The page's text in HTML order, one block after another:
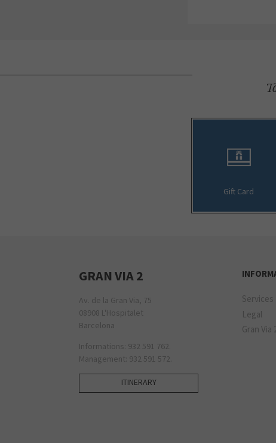
Gift Card
GRAN VIA 2
Av. de la Gran Via, 75
08908 L'Hospitalet
Barcelona
Informations: 932 591 762.
Management: 932 591 572.
ITINERARY
Services
Legal
Gran Via